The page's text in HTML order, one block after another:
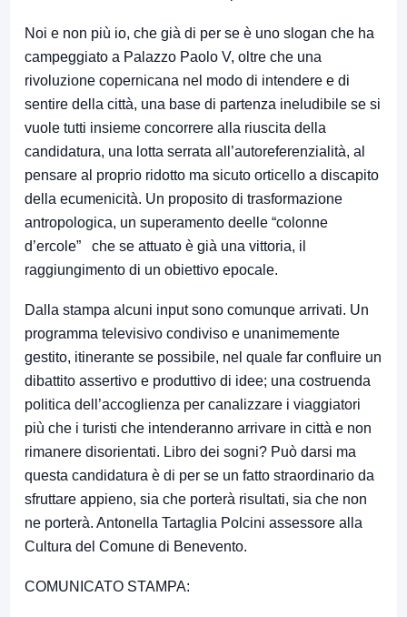
Noi e non più io, che già di per se è uno slogan che ha
campeggiato a Palazzo Paolo V, oltre che una
rivoluzione copernicana nel modo di intendere e di
sentire della città, una base di partenza ineludibile se si
vuole tutti insieme concorrere alla riuscita della
candidatura, una lotta serrata all’autoreferenzialità, al
pensare al proprio ridotto ma sicuto orticello a discapito
della ecumenicità. Un proposito di trasformazione
antropologica, un superamento deelle “colonne
d’ercole” che se attuato è già una vittoria, il
raggiungimento di un obiettivo epocale.
Dalla stampa alcuni input sono comunque arrivati. Un
programma televisivo condiviso e unanimemente
gestito, itinerante se possibile, nel quale far confluire un
dibattito assertivo e produttivo di idee; una costruenda
politica dell’accoglienza per canalizzare i viaggiatori
più che i turisti che intenderanno arrivare in città e non
rimanere disorientati. Libro dei sogni? Può darsi ma
questa candidatura è di per se un fatto straordinario da
sfruttare appieno, sia che porterà risultati, sia che non
ne porterà. Antonella Tartaglia Polcini assessore alla
Cultura del Comune di Benevento.
COMUNICATO STAMPA: